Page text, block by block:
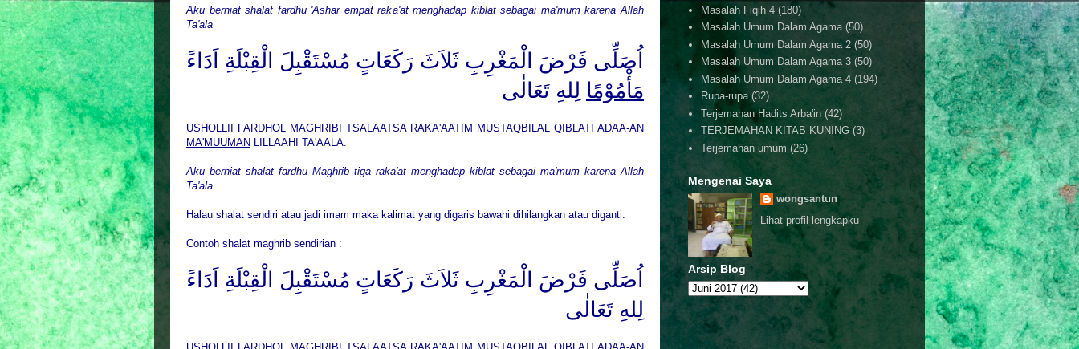
Aku berniat shalat fardhu 'Ashar empat raka'at menghadap kiblat sebagai ma'mum karena Allah
Ta'ala
اُصَلِّى فَرْضَ الْمَغْرِبِ ثَلاَثَ رَكَعَاتٍ مُسْتَقْبِلَ الْقِبْلَةِ اَدَاءً
مَأْمُوْمًا لِلهِ تَعَالٰى
USHOLLII FARDHOL MAGHRIBI TSALAATSA RAKA'AATIM MUSTAQBILAL QIBLATI ADAA-AN
MA'MUUMAN LILLAAHI TA'AALA.
Aku berniat shalat fardhu Maghrib tiga raka'at menghadap kiblat sebagai ma'mum karena Allah
Ta'ala
Halau shalat sendiri atau jadi imam maka kalimat yang digaris bawahi dihilangkan atau diganti.
Contoh shalat maghrib sendirian :
اُصَلِّى فَرْضَ الْمَغْرِبِ ثَلاَثَ رَكَعَاتٍ مُسْتَقْبِلَ الْقِبْلَةِ اَدَاءً
لِلهِ تَعَالٰى
Masalah Fiqih 4 (180)
Masalah Umum Dalam Agama (50)
Masalah Umum Dalam Agama 2 (50)
Masalah Umum Dalam Agama 3 (50)
Masalah Umum Dalam Agama 4 (194)
Rupa-rupa (32)
Terjemahan Hadits Arba'in (42)
TERJEMAHAN KITAB KUNING (3)
Terjemahan umum (26)
Mengenai Saya
wongsantun
Lihat profil lengkapku
Arsip Blog